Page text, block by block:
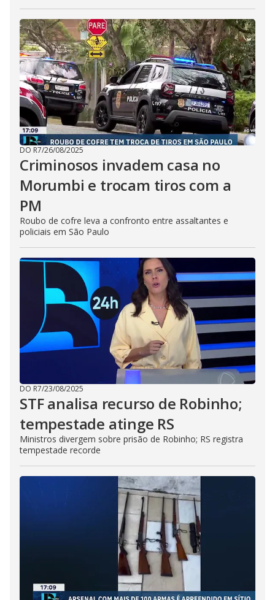
DO R7/26/08/2025
Criminosos invadem casa no
Morumbi e trocam tiros com a
PM
Roubo de cofre leva a confronto entre assaltantes e
policiais em São Paulo
DO R7/23/08/2025
STF analisa recurso de Robinho;
tempestade atinge RS
Ministros divergem sobre prisão de Robinho; RS registra
tempestade recorde